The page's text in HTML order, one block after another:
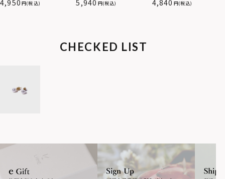
4,950 (税込) 5,940 (税込) 4,840 (税込)
CHECKED LIST